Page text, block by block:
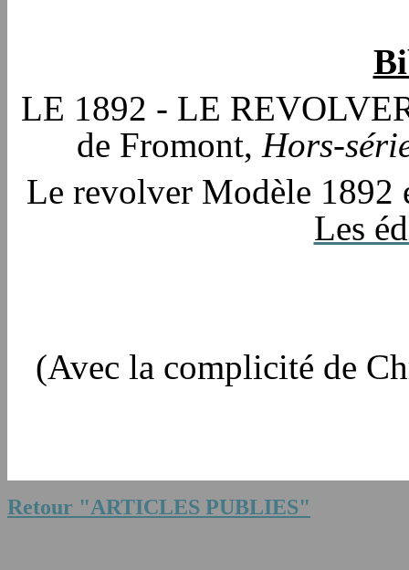
LE 1892 - LE
de Fromont, Hors-
Le revolver Modèle 1892
Les
(Avec la complicité de
Retour "ARTICLES PUBLIES"